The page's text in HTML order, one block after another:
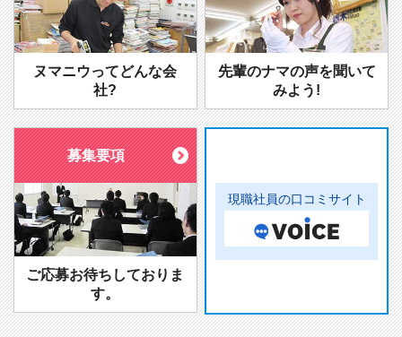
ヌマニウってどんな会
社?
先輩のナマの声を聞いて
みよう!
募集要項
ご応募お待ちしておりま
す。
現職社員の口コミサイト